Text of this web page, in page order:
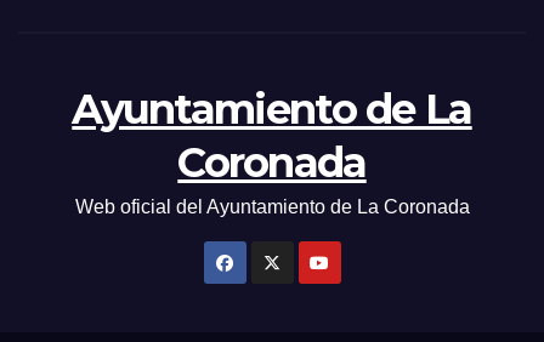
Ayuntamiento de La
Coronada
Web oficial del Ayuntamiento de La Coronada